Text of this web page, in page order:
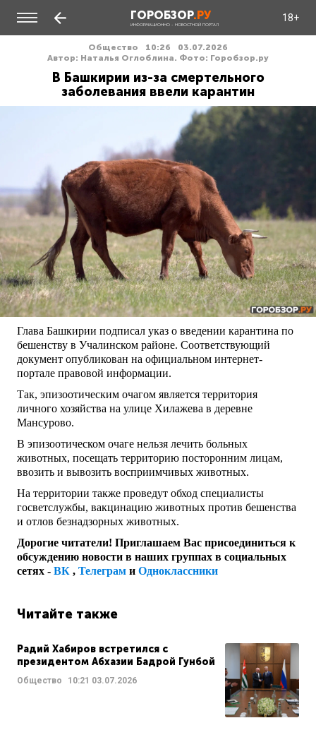
ГОРОБЗОР.РУ
ИНФОРМАЦИОННО - НОВОСТНОЙ ПОРТАЛ
18+
Общество 10:26
03.07.2026
Автор: Наталья Оглоблина. Фото: Горобзор.ру
В Башкирии из-за смертельного
заболевания ввели карантин
Глава Башкирии подписал указ о введении карантина по
бешенству в Учалинском районе. Соответствующий
документ опубликован на официальном интернет-
портале правовой информации.
Так, эпизоотическим очагом является территория
личного хозяйства на улице Хилажева в деревне
Мансурово.
В эпизоотическом очаге нельзя лечить больных
животных, посещать территорию посторонним лицам,
ввозить и вывозить восприимчивых животных.
На территории также проведут обход специалисты
госветслужбы, вакцинацию животных против бешенства
и отлов безнадзорных животных.
Дорогие читатели! Приглашаем Вас присоединиться к
обсуждению новости в наших группах в социальных
сетях - ВК , Телеграм и Одноклассники
Читайте также
Радий Хабиров встретился с
президентом Абхазии Бадрой Гунбой
Общество 10:21 03.07.2026